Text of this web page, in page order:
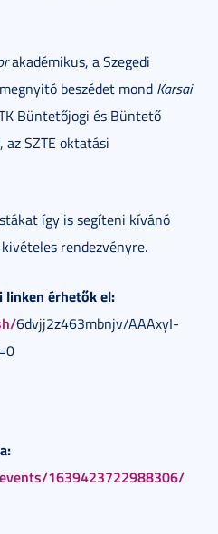
akadémikus, a Szegedi
beszédet mond Karsai
Büntetőjogi és Büntető
az SZTE oktatási
így is segíteni kívánó
rendezvényre.
linken érhetők el:
6dvjj2z463mbnjv/AAAxyI-
1639423722988306/